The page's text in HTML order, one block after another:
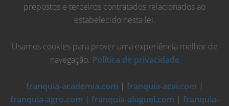
prepostos e terceiros contratados relacionados ao
estabelecido nesta lei.
Usamos cookies para prover uma experiência melhor de
navegação. Política de privacidade
franquia-academia.com | franquia-acai.com |
franquia-agro.com | franquia-aluguel.com | franquia-